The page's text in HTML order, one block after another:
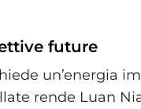
future
un’energia
rende Luan